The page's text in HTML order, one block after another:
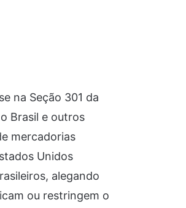
na Seção 301 da
Brasil e outros
mercadorias
Unidos
alegando
ou restringem o